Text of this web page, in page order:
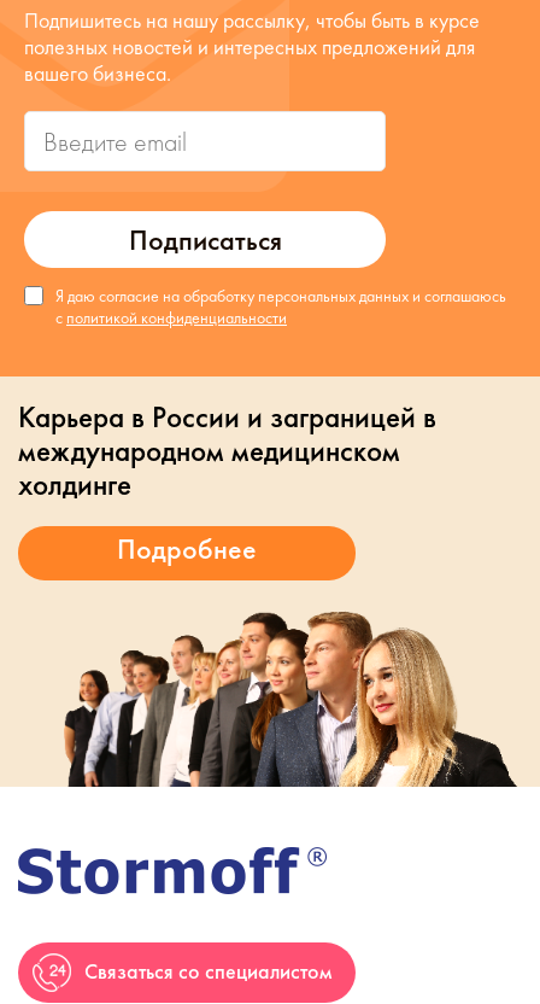
Подписаться
Подпишитесь на нашу рассылку, чтобы быть в курсе
полезных новостей и интересных предложений для
вашего бизнеса.
Я даю согласие на обработку персональных данных и соглашаюсь
с политикой конфиденциальности
Карьера в России и заграницей в
международном медицинском
холдинге
Связаться со специалистом